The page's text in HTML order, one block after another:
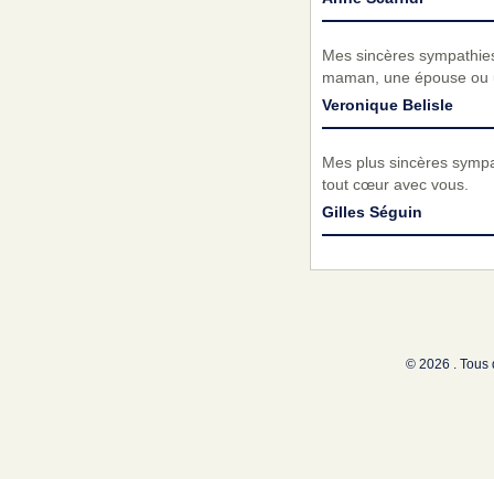
Mes sincères
maman, une épouse
Veronique Belisle
Mes plus sincères
tout cœur avec vous.
Gilles Séguin
© 2026 . Tous